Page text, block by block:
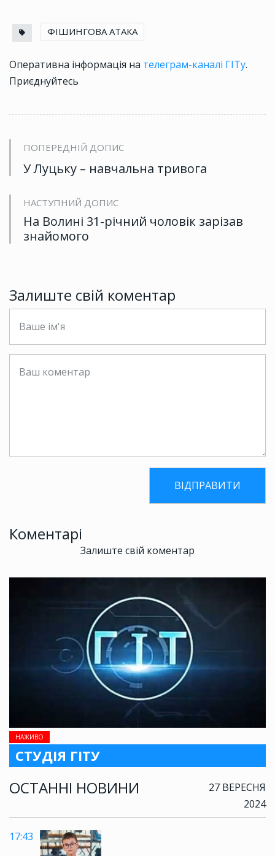
НАЖИВО
СТУДІЯ ГІТУ
ОСТАННІ НОВИНИ
27 ВЕРЕСНЯ
2024
17:43
ФІШИНГОВА АТАКА
Оперативна інформація на телеграм-каналі ГІТу.
Приєднуйтесь
ПОПЕРЕДНІЙ ДОПИС
У Луцьку – навчальна тривога
НАСТУПНИЙ ДОПИС
На Волині 31-річний чоловік зарізав
знайомого
Залиште свій коментар
Коментарі
Залиште свій коментар